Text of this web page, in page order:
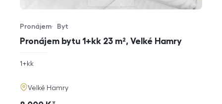
Pronájem bytu 1+kk 23 m², Velké Hamry
Typ nabídky
Pronájem
Typ nemovitosti
Byt
rozměry
1+kk
adresa
Velké Hamry